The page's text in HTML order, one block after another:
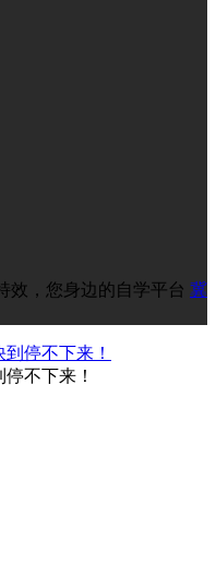
效，您身边的自学平台 冀
不下来！